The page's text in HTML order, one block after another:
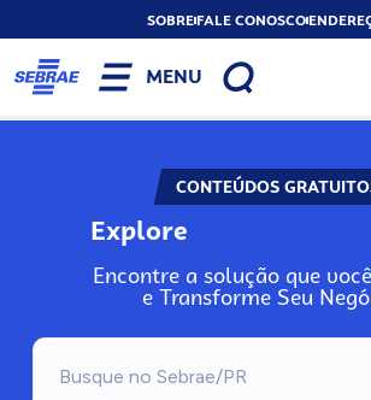
SOBREFALE CONOSCO
MENU
CONTEÚDOS
Explore
Encontre a solução que
e Transforme Seu